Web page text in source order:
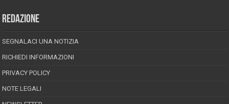
REDAZIONE
SEGNALACI UNA NOTIZIA
RICHIEDI INFORMAZIONI
PRIVACY POLICY
NOTE LEGALI